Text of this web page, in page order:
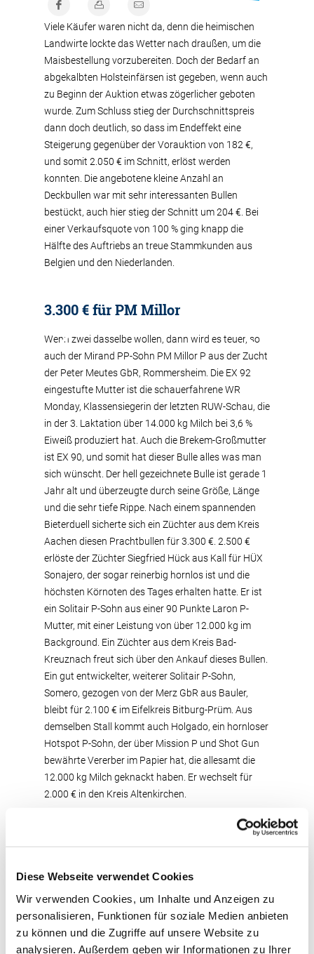
Diese Webseite verwendet Cookies
Wir verwenden Cookies, um Inhalte und Anzeigen zu
personalisieren, Funktionen für soziale Medien anbieten
zu können und die Zugriffe auf unsere Website zu
analysieren. Außerdem geben wir Informationen zu Ihrer
Viele Käufer waren nicht da, denn die heimischen
Landwirte lockte das Wetter nach draußen, um die
Maisbestellung vorzubereiten. Doch der Bedarf an
abgekalbten Holsteinfärsen ist gegeben, wenn auch
zu Beginn der Auktion etwas zögerlicher geboten
wurde. Zum Schluss stieg der Durchschnittspreis
dann doch deutlich, so dass im Endeffekt eine
Steigerung gegenüber der Vorauktion von 182 €,
und somit 2.050 € im Schnitt, erlöst werden
konnten. Die angebotene kleine Anzahl an
Deckbullen war mit sehr interessanten Bullen
bestückt, auch hier stieg der Schnitt um 204 €. Bei
einer Verkaufsquote von 100 % ging knapp die
Hälfte des Auftriebs an treue Stammkunden aus
Belgien und den Niederlanden.
3.300 € für PM Millor
Wenn zwei dasselbe wollen, dann wird es teuer, so
auch der Mirand PP-Sohn PM Millor P aus der Zucht
der Peter Meutes GbR, Rommersheim. Die EX 92
eingestufte Mutter ist die schauerfahrene WR
Monday, Klassensiegerin der letzten RUW-Schau, die
in der 3. Laktation über 14.000 kg Milch bei 3,6 %
Eiweiß produziert hat. Auch die Brekem-Großmutter
ist EX 90, und somit hat dieser Bulle alles was man
sich wünscht. Der hell gezeichnete Bulle ist gerade 1
Jahr alt und überzeugte durch seine Größe, Länge
und die sehr tiefe Rippe. Nach einem spannenden
Bieterduell sicherte sich ein Züchter aus dem Kreis
Aachen diesen Prachtbullen für 3.300 €. 2.500 €
erlöste der Züchter Siegfried Hück aus Kall für HÜX
Sonajero, der sogar reinerbig hornlos ist und die
höchsten Körnoten des Tages erhalten hatte. Er ist
ein Solitair P-Sohn aus einer 90 Punkte Laron P-
Mutter, mit einer Leistung von über 12.000 kg im
Background. Ein Züchter aus dem Kreis Bad-
Kreuznach freut sich über den Ankauf dieses Bullen.
Ein gut entwickelter, weiterer Solitair P-Sohn,
Somero, gezogen von der Merz GbR aus Bauler,
bleibt für 2.100 € im Eifelkreis Bitburg-Prüm. Aus
demselben Stall kommt auch Holgado, ein hornloser
Hotspot P-Sohn, der über Mission P und Shot Gun
bewährte Vererber im Papier hat, die allesamt die
12.000 kg Milch geknackt haben. Er wechselt für
2.000 € in den Kreis Altenkirchen.
PM Steffi ist eine schwarzbunte hornlose Fitness-
Rommersheim, die als preisliche Tagessiegerin für
2.500 € von einem belgischen Züchter ersteigert
wurde. Bei einer ganz enormen Einsatzleistung wird